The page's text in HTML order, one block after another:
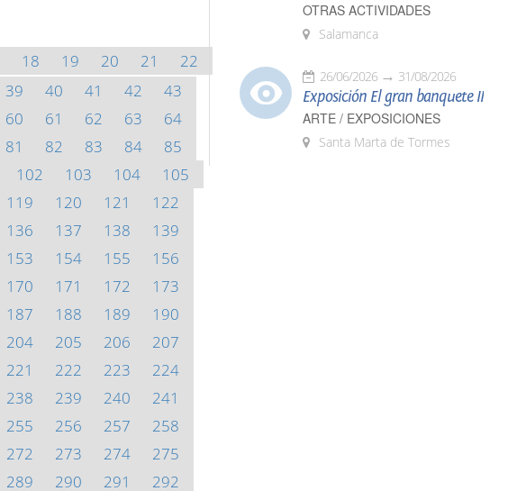
18 19 20 21
22
39 40 41 42
43
60 61 62 63
64
81 82 83 84
85
102 103 104
105
119 120 121
122
136 137 138
139
153 154 155
156
170 171 172
173
187 188 189
190
204 205 206
207
221 222 223
224
238 239 240
241
255 256 257
258
272 273 274
275
289 290 291 292
OTRAS ACTIVIDADES
Salamanca
26/06/2026 31/08/2026
Exposición El gran banquete II
ARTE / EXPOSICIONES
Santa Marta de Tormes